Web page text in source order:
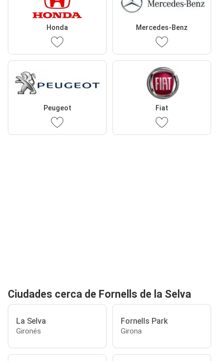
Honda Mercedes-Benz
Peugeot Fiat
Ciudades cerca de Fornells de la Selva
La Selva
Gironés
Fornells Park
Girona